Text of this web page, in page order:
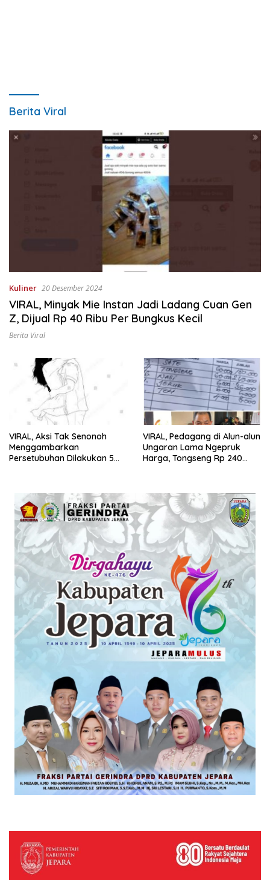
Berita Viral
Kuliner 20 Desember 2024
VIRAL, Minyak Mie Instan Jadi Ladang Cuan Gen
Z, Dijual Rp 40 Ribu Per Bungkus Kecil
Berita Viral
VIRAL, Aksi Tak Senonoh
Menggambarkan
Persetubuhan Dilakukan 5
VIRAL, Pedagang di Alun-alun
Ungaran Lama Ngepruk
Harga, Tongseng Rp 240